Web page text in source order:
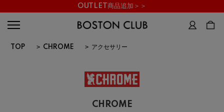
OUTLET商品追加＞＞
TOP > CHROME > アクセサリー
CHROME